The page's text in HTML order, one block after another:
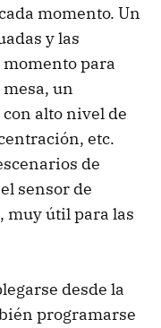
momento. Un
y las
para
un
alto nivel de
etc.
de
sensor de
muy útil para las
desde la
programarse